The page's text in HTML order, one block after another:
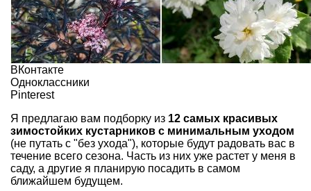
ВКонтакте
Одноклассники
Pinterest
Я предлагаю вам подборку из 12 самых красивых
зимостойких кустарников с минимальным уходом
(не путать с "без ухода"), которые будут радовать вас в
течение всего сезона. Часть из них уже растет у меня в
саду, а другие я планирую посадить в самом
ближайшем будущем.